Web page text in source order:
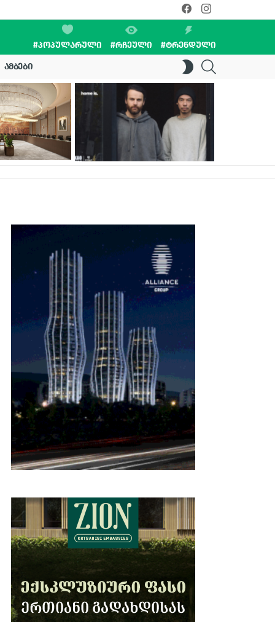
facebookinstagram
#ᲞᲝᲞᲣᲚᲐᲠᲣᲚᲘ #ᲠᲩᲔᲣᲚᲘ #ᲢᲠᲔᲜᲓᲣᲚᲘ
ᲐᲛᲑᲔᲑᲘ
SWITCH
SKIN